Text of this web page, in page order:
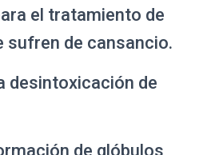
el tratamiento de
sufren de cansancio.
desintoxicación de
de glóbulos